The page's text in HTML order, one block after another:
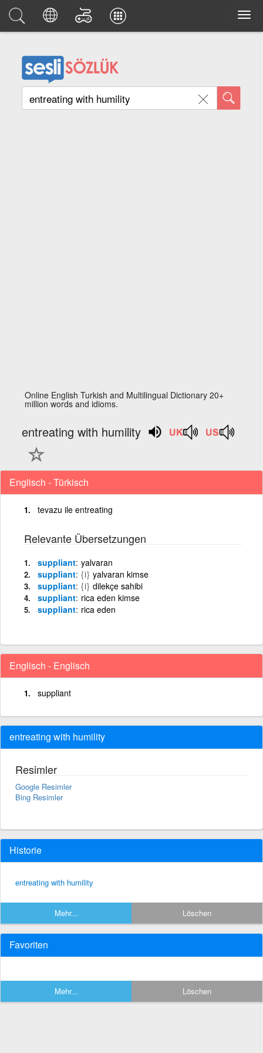
Online English Turkish and Multilingual Dictionary 20+
million words and idioms.
entreating with humility
Englisch - Türkisch
tevazu ile entreating
Relevante Übersetzungen
suppliant yalvaran
suppliant {i} yalvaran kimse
suppliant {i} dilekçe sahibi
suppliant rica eden kimse
suppliant rica eden
Englisch - Englisch
suppliant
entreating with humility
Resimler
Google Resimler
Bing Resimler
Historie
entreating with humility
Mehr... Löschen
Favoriten
Mehr... Löschen